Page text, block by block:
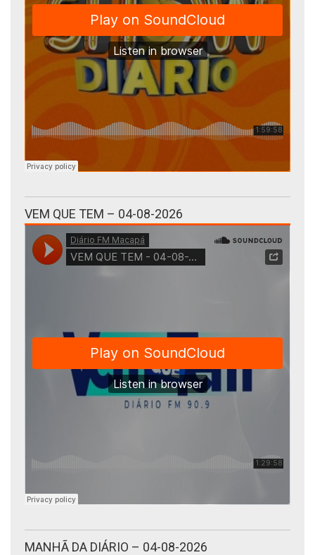
VEM QUE TEM – 04-08-2026
MANHÃ DA DIÁRIO – 04-08-2026